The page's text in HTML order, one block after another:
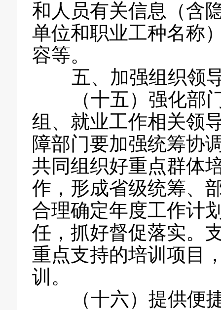
和人员有关信息（含
单位和职业工种名称
容等。
五、加强组织领导
（十五）强化部门
组、就业工作相关领
障部门要加强统筹协
共同组织好重点群体
作，形成省级统筹、
合理确定年度工作计
任，抓好督促落实。
重点支持的培训项目
训。
（十六）提供便捷